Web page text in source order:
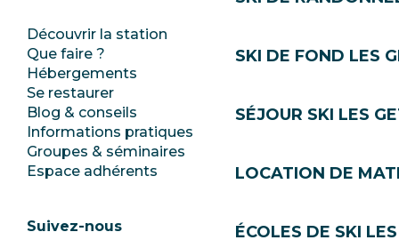
SKI DE FOND LES
SÉJOUR SKI LES
LOCATION DE
ÉCOLES DE SKI
Découvrir la station
Que faire ?
Hébergements
Se restaurer
Blog & conseils
Informations pratiques
Groupes & séminaires
Espace adhérents
Club Les Gets
Ecotourisme
Les Gets Tourisme
Suivez-nous